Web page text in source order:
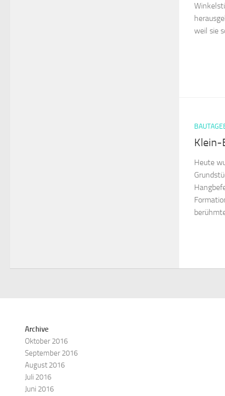
weil sie
Klein-
Heute
Archive
Oktober 2016
September 2016
August 2016
Juli 2016
Juni 2016